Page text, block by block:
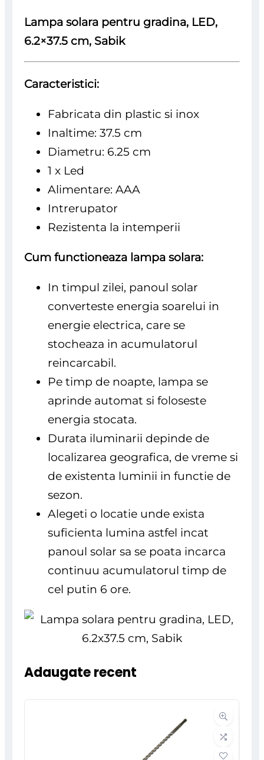
Lampa solara pentru gradina, LED,
6.2×37.5 cm, Sabik
Caracteristici:
Fabricata din plastic si inox
Inaltime: 37.5 cm
Diametru: 6.25 cm
1 x Led
Alimentare: AAA
Intrerupator
Rezistenta la intemperii
Cum functioneaza lampa solara:
In timpul zilei, panoul solar
converteste energia soarelui in
energie electrica, care se
stocheaza in acumulatorul
reincarcabil.
Pe timp de noapte, lampa se
aprinde automat si foloseste
energia stocata.
Durata iluminarii depinde de
localizarea geografica, de vreme si
de existenta luminii in functie de
sezon.
Alegeti o locatie unde exista
suficienta lumina astfel incat
panoul solar sa se poata incarca
continuu acumulatorul timp de
cel putin 6 ore.
Adaugate recent